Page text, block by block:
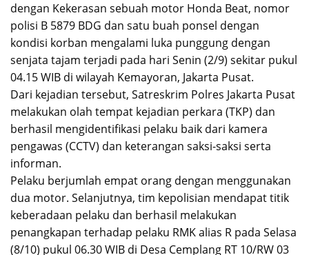
dengan Kekerasan sebuah motor Honda Beat, nomor
polisi B 5879 BDG dan satu buah ponsel dengan
kondisi korban mengalami luka punggung dengan
senjata tajam terjadi pada hari Senin (2/9) sekitar pukul
04.15 WIB di wilayah Kemayoran, Jakarta Pusat.
Dari kejadian tersebut, Satreskrim Polres Jakarta Pusat
melakukan olah tempat kejadian perkara (TKP) dan
berhasil mengidentifikasi pelaku baik dari kamera
pengawas (CCTV) dan keterangan saksi-saksi serta
informan.
Pelaku berjumlah empat orang dengan menggunakan
dua motor. Selanjutnya, tim kepolisian mendapat titik
keberadaan pelaku dan berhasil melakukan
penangkapan terhadap pelaku RMK alias R pada Selasa
(8/10) pukul 06.30 WIB di Desa Cemplang RT 10/RW 03